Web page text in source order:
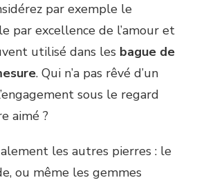
par exemple le
par excellence de l’amour et
utilisé dans les bague de
. Qui n’a pas rêvé d’un
sous le regard
aimé ?
les autres pierres : le
ou même les gemmes